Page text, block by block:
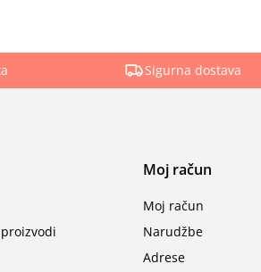
Sigurna dostava
Moj račun
Moj račun
Narudžbe
Adrese